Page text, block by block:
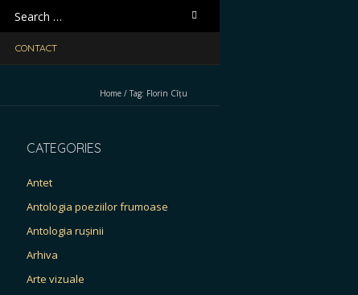
Search
for:
CONTACT
Home / Tag: Florin Cîțu
CATEGORIES
Antet
Antologia poeziilor frumoase
Antologia rușinii
Arhiva
Arte vizuale